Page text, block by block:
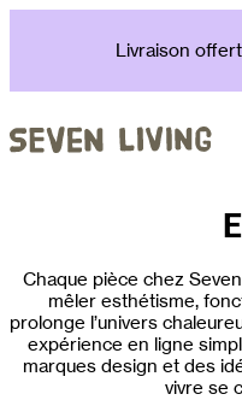
Livraison
Chaque pièce chez
mêler esthétisme,
prolonge l’univers
expérience en ligne
marques design et des
vivre se